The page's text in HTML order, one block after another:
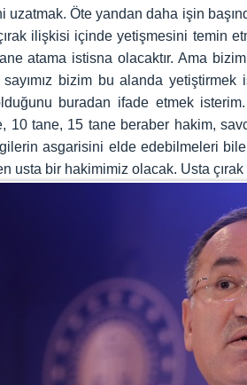
uzatmak. Öte yandan daha işin
ilişkisi içinde yetişmesini temin
tane atama istisna olacaktır. Ama
bizim bu alanda yetiştirmek
buradan ifade etmek
tane, 15 tane beraber hakim,
asgarisini elde edebilmeleri
usta bir hakimimiz olacak. Usta